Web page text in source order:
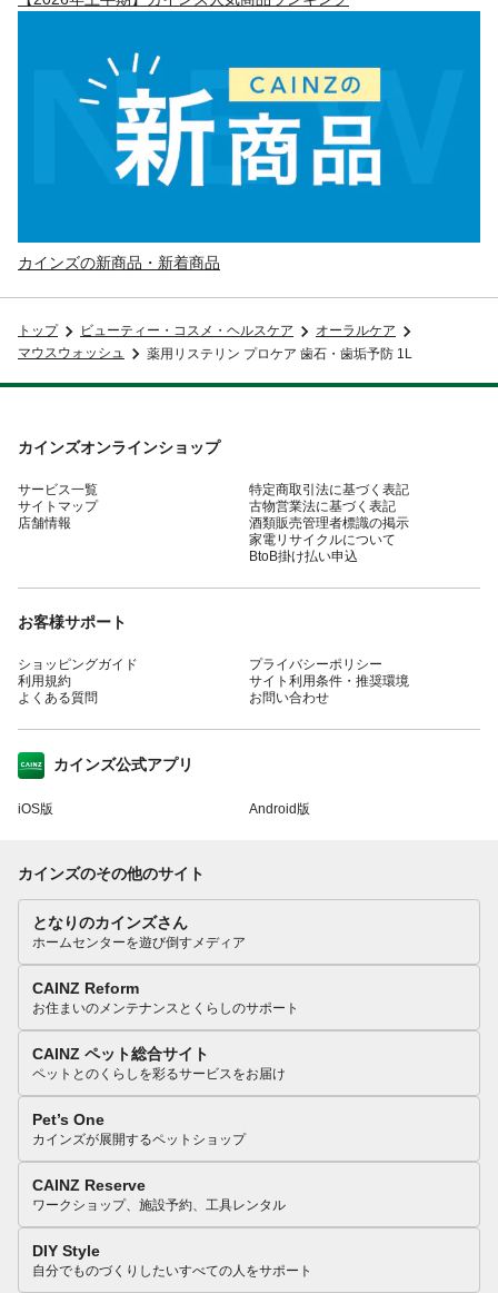
カインズの新商品・新着商品
トップ ビューティー・コスメ・ヘルスケア
オーラルケア
マウスウォッシュ
薬用リステリン プロケア 歯石・歯垢予防 1L
カインズオンラインショップ
サービス一覧
サイトマップ
店舗情報
特定商取引法に基づく表記
古物営業法に基づく表記
酒類販売管理者標識の掲示
家電リサイクルについて
BtoB掛け払い申込
お客様サポート
ショッピングガイド
利用規約
よくある質問
プライバシーポリシー
サイト利用条件・推奨環境
お問い合わせ
カインズ公式アプリ
iOS版 Android版
カインズのその他のサイト
となりのカインズさん
ホームセンターを遊び倒すメディア
CAINZ Reform
お住まいのメンテナンスとくらしのサポート
CAINZ ペット総合サイト
ペットとのくらしを彩るサービスをお届け
Pet’s One
カインズが展開するペットショップ
CAINZ Reserve
ワークショップ、施設予約、工具レンタル
DIY Style
自分でものづくりしたいすべての人をサポート